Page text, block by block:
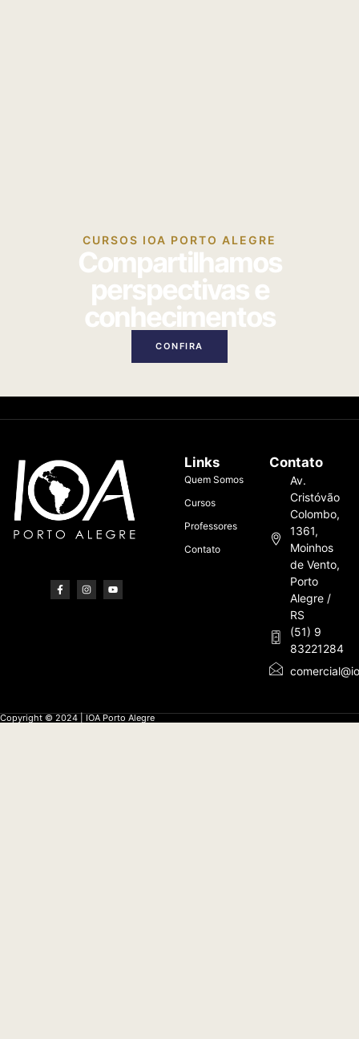
CURSOS IOA PORTO ALEGRE
Compartilhamos
perspectivas e
conhecimentos
CONFIRA
Links
Quem Somos
Cursos
Professores
Contato
Contato
Av.
Cristóvão
Colombo,
1361,
Moinhos
de Vento,
Porto
Alegre /
RS
(51) 9
83221284
Copyright © 2024 | IOA Porto Alegre